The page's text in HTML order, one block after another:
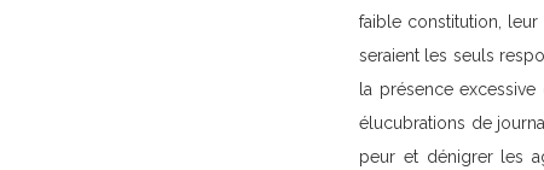
faible constitution,
seraient les seuls
la présence excessive
élucubrations de
peur et dénigrer les